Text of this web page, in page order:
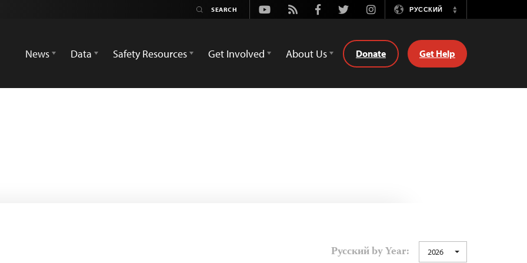
Youtube
Rss FacebookTwitterInstagramРУССКИЙ
Switch
News
Data Safety Resources Get Involved About Us Donate Get Help
Русский by Year: 2026